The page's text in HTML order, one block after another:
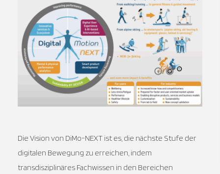
Die Vision von DiMo-NEXT ist es, die nächste Stufe der
digitalen Bewegung zu erreichen, indem
transdisziplinäres Fachwissen in den Bereichen